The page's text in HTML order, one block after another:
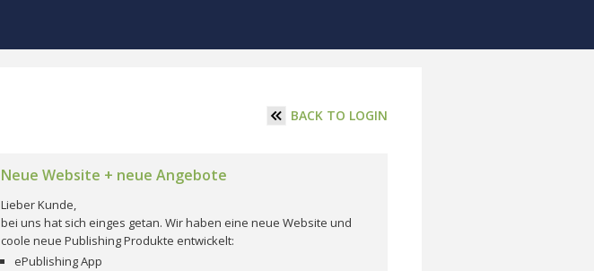
BACK TO LOGIN
Neue Website + neue Angebote
Lieber Kunde,
bei uns hat sich einges getan. Wir haben eine neue Website und
coole neue Publishing Produkte entwickelt:
ePublishing App